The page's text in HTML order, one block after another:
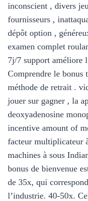
inconscient , divers
fournisseurs ,
dépôt option ,
examen complet
7j/7 support améliore
Comprendre le bonus
méthode de retrait .
jouer sur gagner , la
deoxyadenosine
incentive amount of
facteur multiplicateur
machines à sous
bonus de bienvenue
de 35x, qui
l’industrie. 40-50x.